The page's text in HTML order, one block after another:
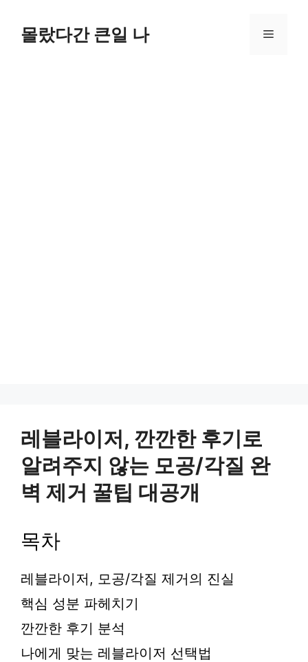
몰랐다간 큰일 나 메
레블라이저, 깐깐한 후기로
알려주지 않는 모공/각질 완
벽 제거 꿀팁 대공개
목차
레블라이저, 모공/각질 제거의 진실
핵심 성분 파헤치기
깐깐한 후기 분석
나에게 맞는 레블라이저 선택법